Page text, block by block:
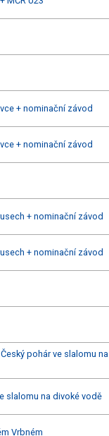
+ nominační závod
+ nominační závod
+ nominační závod
+ nominační závod
pohár ve slalomu na
slalomu na divoké vodě
Vrbném